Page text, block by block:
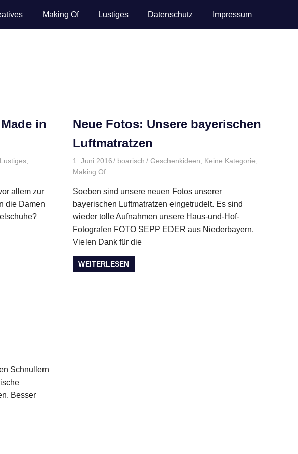
Making Of Lustiges Datenschutz Impressum
in
Lustiges,
allem zur
die Damen
Neue Fotos: Unsere bayerischen
Luftmatratzen
1. Juni 2016 boarisch Geschenkideen Keine Kategorie
Making Of
Soeben sind unsere neuen Fotos unserer
bayerischen Luftmatratzen eingetrudelt. Es sind
wieder tolle Aufnahmen unsere Haus-und-Hof-
Fotografen FOTO SEPP EDER aus Niederbayern.
Vielen Dank für die
WEITERLESEN
Schnullern
Besser